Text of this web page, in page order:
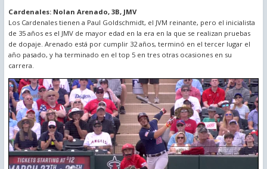
Cardenales: Nolan Arenado, 3B, JMV
Los Cardenales tienen a Paul Goldschmidt, el JVM reinante, pero el inicialista
de 35 años es el JMV de mayor edad en la era en la que se realizan pruebas
de dopaje. Arenado está por cumplir 32 años, terminó en el tercer lugar el
año pasado, y ha terminado en el top 5 en tres otras ocasiones en su
carrera.